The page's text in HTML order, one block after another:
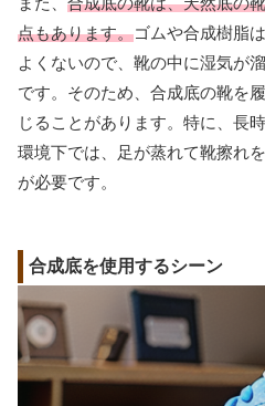
点もあります。ゴムや合成樹脂
よくないので、靴の中に湿気が
です。そのため、合成底の靴を
じることがあります。特に、長
環境下では、足が蒸れて靴擦れ
が必要です。
合成底を使用するシーン